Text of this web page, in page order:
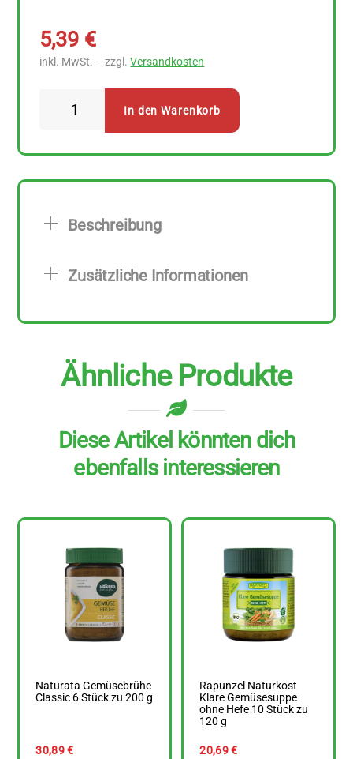
5,39 €
inkl. MwSt. – zzgl.Versandkosten
Menge
In den Warenkorb
Beschreibung
Zusätzliche Informationen
Ähnliche Produkte
Diese Artikel könnten dich
ebenfalls interessieren
Naturata Gemüsebrühe
Classic 6 Stück zu 200 g
30,89€
Rapunzel Naturkost
Klare Gemüsesuppe
ohne Hefe 10 Stück zu
120 g
20,69€